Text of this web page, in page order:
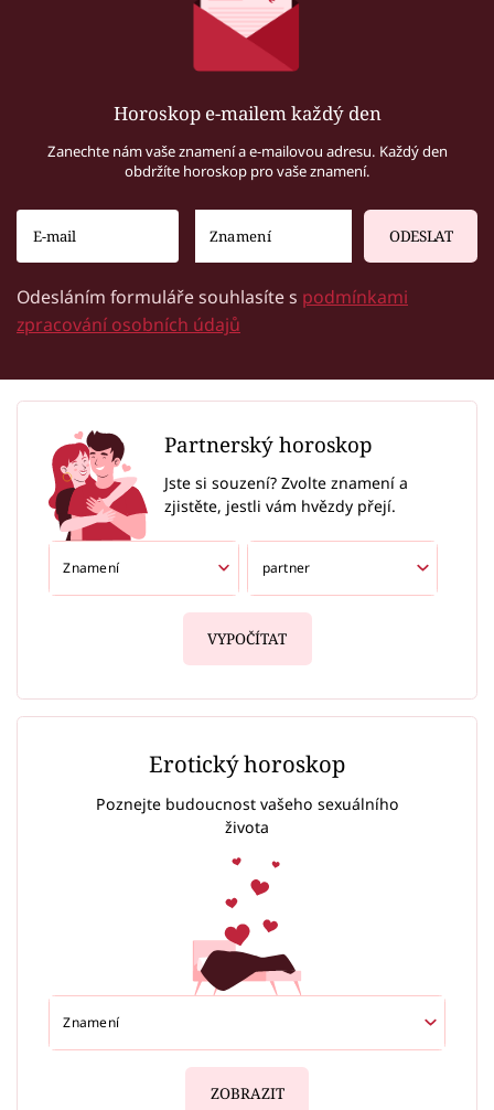
Horoskop e-mailem každý den
Zanechte nám vaše znamení a e-mailovou adresu. Každý den
obdržíte horoskop pro vaše znamení.
ODESLAT
Odesláním formuláře souhlasíte s podmínkami
zpracování osobních údajů
Partnerský horoskop
Jste si souzení? Zvolte znamení a
zjistěte, jestli vám hvězdy přejí.
VYPOČÍTAT
Erotický horoskop
Poznejte budoucnost vašeho sexuálního
života
ZOBRAZIT